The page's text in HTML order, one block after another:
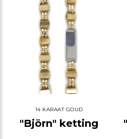
14 KARAAT GOUD
"Björn" ketting